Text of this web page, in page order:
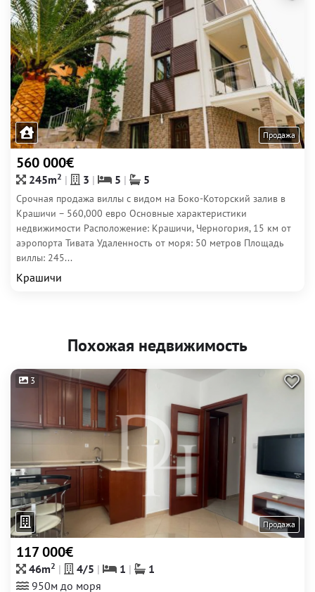
Продажа
560 000€
245m2 3 5 5
Срочная продажа виллы с видом на Боко-Которский залив в
Крашичи – 560,000 евро Основные характеристики
недвижимости Расположение: Крашичи, Черногория, 15 км от
аэропорта Тивата Удаленность от моря: 50 метров Площадь
виллы: 245...
Крашичи
Похожая недвижимость
3
Продажа
117 000€
46m2 4/5 1
1
950м до моря